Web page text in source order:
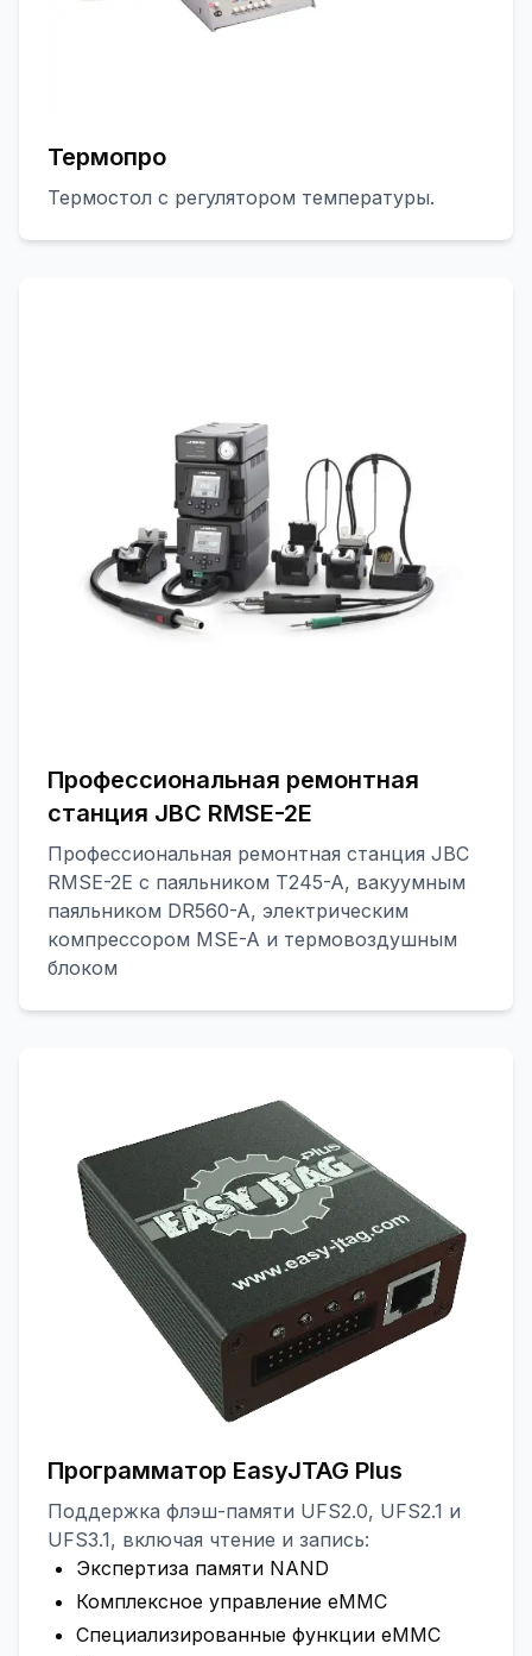
Термопро
Термостол с регулятором температуры.
Профессиональная ремонтная
станция JBC RMSE-2E
Профессиональная ремонтная станция JBC
RMSE-2E с паяльником T245-A, вакуумным
паяльником DR560-A, электрическим
компрессором MSE-A и термовоздушным
блоком
Программатор EasyJTAG Plus
Поддержка флэш-памяти UFS2.0, UFS2.1 и
UFS3.1, включая чтение и запись:
Экспертиза памяти NAND
Комплексное управление eMMC
Специализированные функции eMMC